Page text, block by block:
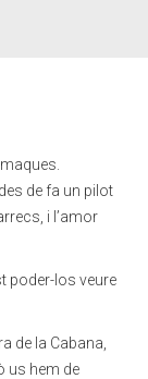
de fa un pilot
i l’amor
poder-los veure
de la Cabana,
us hem de